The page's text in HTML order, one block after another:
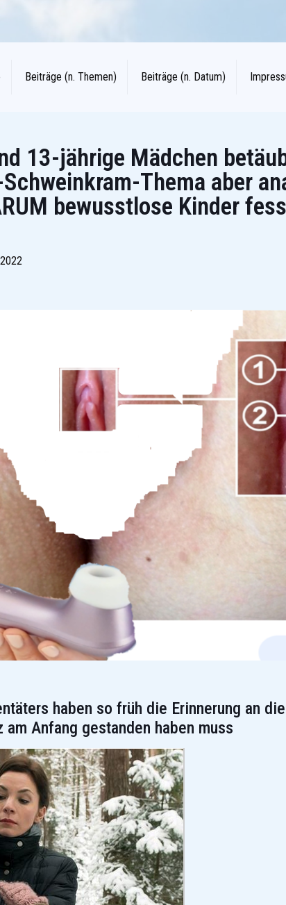
Beiträge (n. Themen) Beiträge (n. Datum)
13-jährige Mädchen
Thema aber
bewusstlose Kinder
haben so früh die Erinnerung an
Anfang gestanden haben muss